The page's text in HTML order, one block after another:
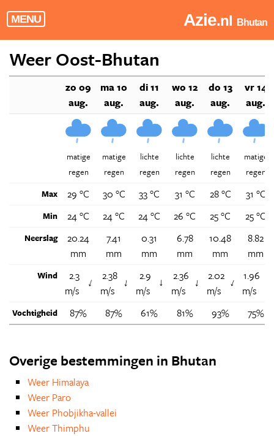
MENU Azie.nl Bhutan
Weer Oost-Bhutan
zo 09
aug.
ma 10
aug.
di 11
aug.
wo 12
aug.
do 13
aug.
vr 14
aug.
matige
regen
matige
regen
lichte
regen
lichte
regen
lichte
regen
matige
regen
Max
29 °C 30 °C 33 °C 31 °C 28 °C 31 °C
Min 24 °C 24 °C 24 °C 26 °C 25 °C 25 °C
Neerslag
20.24
mm
7.41
mm
0.31
mm
6.78
mm
10.48
mm
8.82
mm
Wind
2.3
m/s
↑
2.38
m/s
↑
2.9
m/s
↑
2.36
m/s
↑
2.02
m/s
↑
1.96
m/s
Vochtigheid 87% 87% 61% 81% 93% 75%
Overige bestemmingen in Bhutan
Weer Himalaya
Weer Paro
Weer Phobjikha-vallei
Weer Thimphu